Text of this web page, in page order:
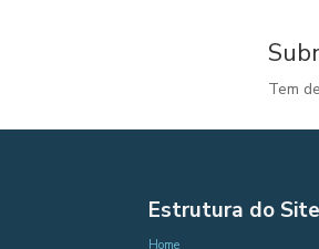
Tem de
Estrutura do Site
Home